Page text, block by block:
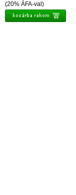
(20% ÁFA-val)